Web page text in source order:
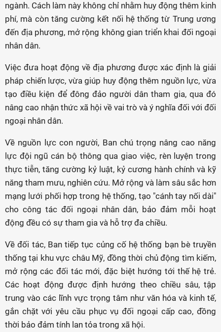
ngành. Cách làm này không chỉ nhằm huy động thêm kinh
phí, mà còn tăng cường kết nối hệ thống từ Trung ương
đến địa phương, mở rộng không gian triển khai đối ngoại
nhân dân.
Việc đưa hoạt động về địa phương được xác định là giải
pháp chiến lược, vừa giúp huy động thêm nguồn lực, vừa
tạo điều kiện để đông đảo người dân tham gia, qua đó
nâng cao nhận thức xã hội về vai trò và ý nghĩa đối với đối
ngoại nhân dân.
Về nguồn lực con người, Ban chú trọng nâng cao năng
lực đội ngũ cán bộ thông qua giao việc, rèn luyện trong
thực tiễn, tăng cường kỷ luật, kỷ cương hành chính và kỹ
năng tham mưu, nghiên cứu. Mở rộng và làm sâu sắc hơn
mạng lưới phối hợp trong hệ thống, tạo "cánh tay nối dài"
cho công tác đối ngoại nhân dân, bảo đảm mỗi hoạt
động đều có sự tham gia và hỗ trợ đa chiều.
Về đối tác, Ban tiếp tục củng cố hệ thống bạn bè truyền
thống tại khu vực châu Mỹ, đồng thời chủ động tìm kiếm,
mở rộng các đối tác mới, đặc biệt hướng tới thế hệ trẻ.
Các hoạt động được định hướng theo chiều sâu, tập
trung vào các lĩnh vực trọng tâm như văn hóa và kinh tế,
gắn chặt với yêu cầu phục vụ đối ngoại cấp cao, đồng
thời bảo đảm tính lan tỏa trong xã hội.